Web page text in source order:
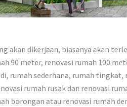
akan dikerjaan, biasanya akan
90 meter, renovasi rumah 100
rumah sederhana, rumah tingkat,
rumah rusak dan renovasi
borongan atau renovasi rumah